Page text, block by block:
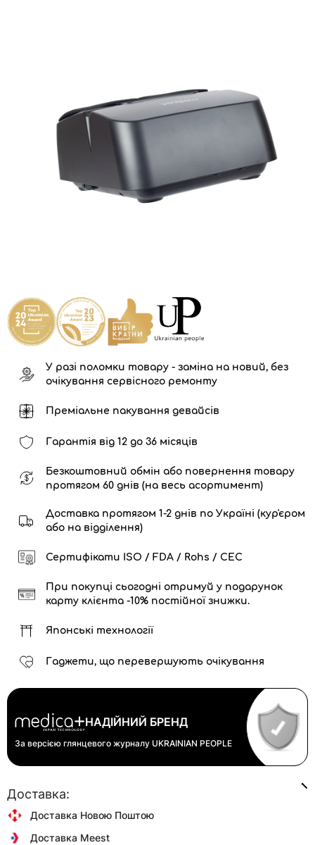
У разі поломки товару - заміна на новий, без
очікування сервісного ремонту
Преміальне пакування девайсів
Гарантія від 12 до 36 місяців
Безкоштовний обмін або повернення товару
протягом 60 днів (на весь асортимент)
Доставка протягом 1-2 днів по Україні (кур'єром
або на відділення)
Сертифікати ISO / FDA / Rohs / CEC
При покупці сьогодні отримуй у подарунок
карту клієнта -10% постійної знижки.
Японські технології
Гаджети, що перевершують очікування
НАДІЙНИЙ БРЕНД
За версією глянцевого журналу UKRAINIAN PEOPLE
Доставка:
Доставка Новою Поштою
Доставка Meest